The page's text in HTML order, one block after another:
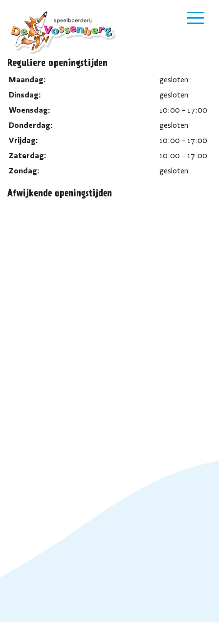
Reguliere openingstijden
Maandag:
gesloten
Dinsdag:
gesloten
Woensdag:
10:00 - 17:00
Donderdag:
gesloten
Vrijdag:
10:00 - 17:00
Zaterdag:
10:00 - 17:00
Zondag:
gesloten
Afwijkende openingstijden